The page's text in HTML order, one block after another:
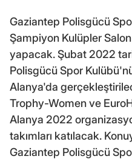
Gaziantep Polisgücü
Şampiyon Kulüpler
yapacak. Şubat 2022
Polisgücü Spor
Alanya'da
Trophy-Women ve
Alanya 2022
takımları katılacak.
Gaziantep Polisgücü